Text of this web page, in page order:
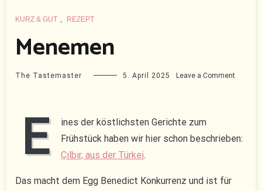
KURZ & GUT , REZEPT
Menemen
The Tastemaster 5. April 2025 Leave a Commenton
E
ines der köstlichsten Gerichte zum
Frühstück haben wir hier schon beschrieben:
Çılbır, aus der Türkei.
Das macht dem Egg Benedict Konkurrenz und ist für